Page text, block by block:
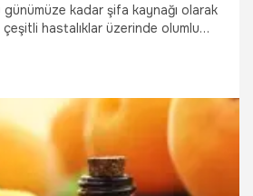
kadar şifa kaynağı olarak
çeşitli hastalıklar üzerinde olumlu
tohumudur. Keten tohumu yağının
yağı ne işe yarar?